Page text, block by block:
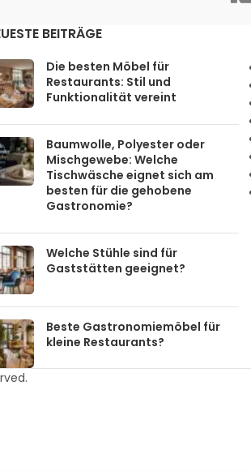
BEITRÄGE
Die besten Möbel für
Restaurants: Stil und
Funktionalität vereint
Baumwolle, Polyester oder
Mischgewebe: Welche
Tischwäsche eignet sich am
besten für die gehobene
Gastronomie?
Welche Stühle sind für
Gaststätten geeignet?
Beste Gastronomiemöbel für
kleine Restaurants?